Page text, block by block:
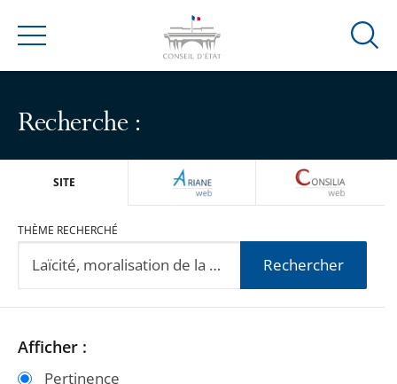
Menu
Ouvrir
Recherche :
SITE ARIANEWEB
THÈME RECHERCHÉ
Rechercher
Passer
les
Passer
les
Afficher :
Pertinence